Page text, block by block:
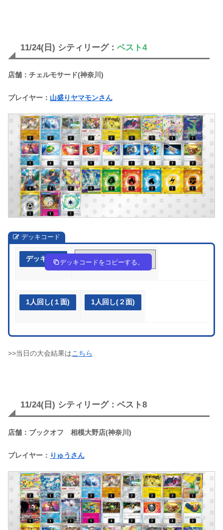
11/24(日) シティリーグ： ベスト4
店舗：チェルモサード(神奈川)
プレイヤー： 山盛りヤマモンさん
デッキコード
デッキ作成 LnLgNn-RiXU8F-NHNLHn
デッキコードをコピーする。
1人回し(１面) 1人回し(２面)
>>当日の大会結果はこちら
11/24(日) シティリーグ：ベスト8
店舗：ブックオフ 相模大野店(神奈川)
プレイヤー： りゅうさん